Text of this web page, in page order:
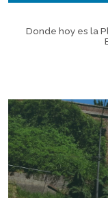
Donde hoy es la